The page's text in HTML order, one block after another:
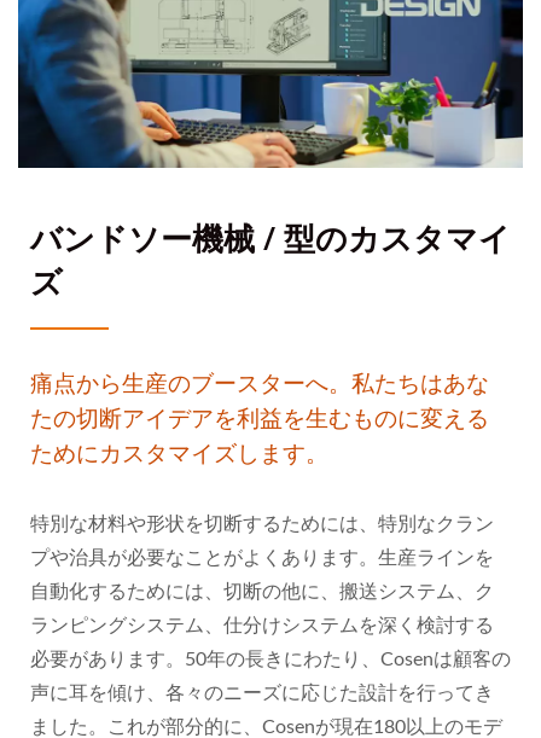
バンドソー機械 / 型のカスタマイ
ズ
痛点から生産のブースターへ。私たちはあな
たの切断アイデアを利益を生むものに変える
ためにカスタマイズします。
特別な材料や形状を切断するためには、特別なクラン
プや治具が必要なことがよくあります。生産ラインを
自動化するためには、切断の他に、搬送システム、ク
ランピングシステム、仕分けシステムを深く検討する
必要があります。50年の長きにわたり、Cosenは顧客の
声に耳を傾け、各々のニーズに応じた設計を行ってき
ました。これが部分的に、Cosenが現在180以上のモデ